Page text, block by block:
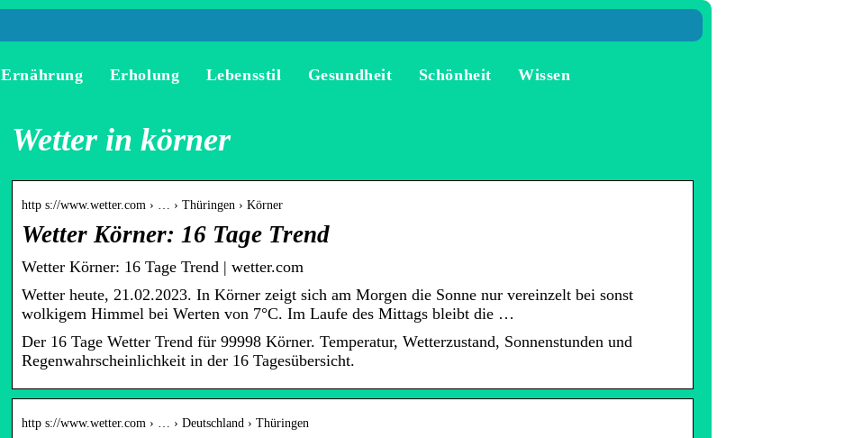
Ernährung Erholung Lebensstil Gesundheit Schönheit Wissen
Wetter in körner
http s://www.wetter.com › … › Thüringen › Körner
Wetter Körner: 16 Tage Trend
Wetter Körner: 16 Tage Trend | wetter.com
Wetter heute, 21.02.2023. In Körner zeigt sich am Morgen die Sonne nur vereinzelt bei sonst
wolkigem Himmel bei Werten von 7°C. Im Laufe des Mittags bleibt die …
Der 16 Tage Wetter Trend für 99998 Körner. Temperatur, Wetterzustand, Sonnenstunden und
Regenwahrscheinlichkeit in der 16 Tagesübersicht.
http s://www.wetter.com › … › Deutschland › Thüringen